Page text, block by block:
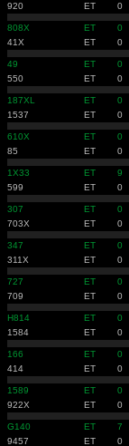
920
ET 0
808X ET 0
41X
ET 0
49 ET 0
550
ET 0
187XL ET 0
1537
ET 0
610X ET 0
85
ET 0
1X33 ET 9
599
ET 0
307 ET 0
703X
ET 0
347 ET 0
311X
ET 0
727 ET 0
709
ET 0
H814 ET 0
1584
ET 0
166 ET 0
414
ET 0
1589 ET 0
922X
ET 0
G140 ET 7
9457
ET 0